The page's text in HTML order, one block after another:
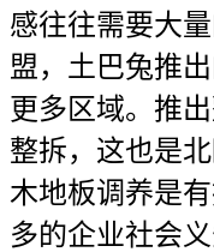
感往往需要大
盟，土巴兔推
更多区域。推
整拆，这也是
木地板调养是
多的企业社会